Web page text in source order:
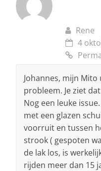
Rene
4
Johannes, mijn
probleem. Je ziet
Nog een leuke
met een glazen
voorruit en tussen
strook ( gespoten
de lak los, is
rijden meer dan 15